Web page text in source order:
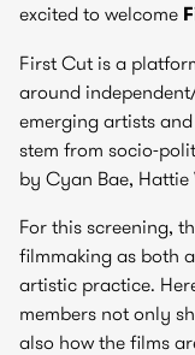
excited to welcome
First Cut is a
around
emerging artists
stem from socio-
by Cyan Bae,
For this screening,
filmmaking as both
artistic practice.
members not only
also how the films